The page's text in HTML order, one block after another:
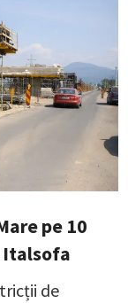
pe 10
Italsofa
de